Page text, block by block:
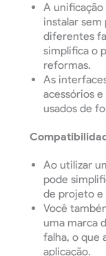
A
instalar
diferentes
simplifica o
reformas.
As
acessórios
usados de
Ao utilizar
pode
de projeto e
Você
uma marca
falha, o que
aplicação.